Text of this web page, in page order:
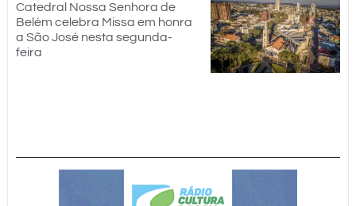
Catedral Nossa Senhora de
Belém celebra Missa em honra
a São José nesta segunda-
feira